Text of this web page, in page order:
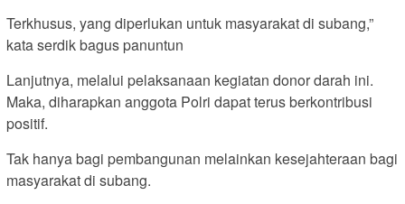
Terkhusus, yang diperlukan untuk masyarakat di subang,”
kata serdik bagus panuntun
Lanjutnya, melalui pelaksanaan kegiatan donor darah ini.
Maka, diharapkan anggota Polri dapat terus berkontribusi
positif.
Tak hanya bagi pembangunan melainkan kesejahteraan bagi
masyarakat di subang.